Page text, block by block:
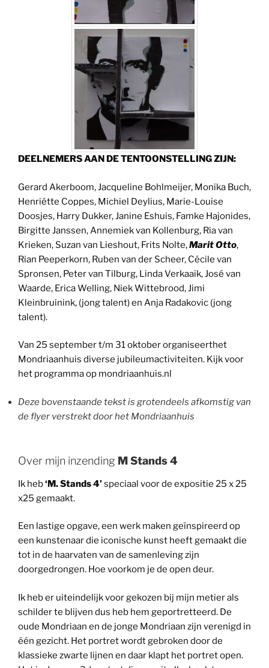
DEELNEMERS AAN DE TENTOONSTELLING ZIJN:
Gerard Akerboom, Jacqueline Bohlmeijer, Monika Buch,
Henriëtte Coppes, Michiel Deylius, Marie-Louise
Doosjes, Harry Dukker, Janine Eshuis, Famke Hajonides,
Birgitte Janssen, Annemiek van Kollenburg, Ria van
Krieken, Suzan van Lieshout, Frits Nolte,Marit Otto,
Rian Peeperkorn, Ruben van der Scheer, Cécile van
Spronsen, Peter van Tilburg, Linda Verkaaik, José van
Waarde, Erica Welling, Niek Wittebrood, Jimi
Kleinbruinink, (jong talent) en Anja Radakovic (jong
talent).
Van 25 september t/m 31 oktober organiseerthet
Mondriaanhuis diverse jubileumactiviteiten. Kijk voor
het programma op mondriaanhuis.nl
Deze bovenstaande tekst is grotendeels afkomstig van
de flyer verstrekt door het Mondriaanhuis
Over mijn inzending M Stands 4
Ik heb‘M. Stands 4’speciaal voor de expositie 25 x 25
x25 gemaakt.
Een lastige opgave, een werk maken geïnspireerd op
een kunstenaar die iconische kunst heeft gemaakt die
tot in de haarvaten van de samenleving zijn
doorgedrongen. Hoe voorkom je de open deur.
Ik heb er uiteindelijk voor gekozen bij mijn metier als
schilder te blijven dus heb hem geportretteerd. De
oude Mondriaan en de jonge Mondriaan zijn verenigd in
één gezicht. Het portret wordt gebroken door de
klassieke zwarte lijnen en daar klapt het portret open.